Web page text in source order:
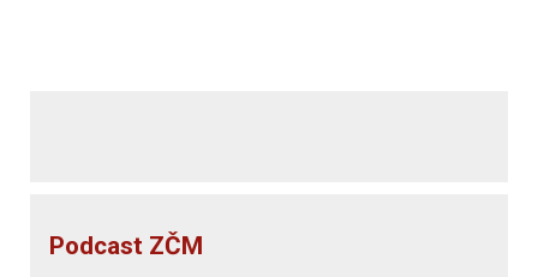
Podcast ZČM